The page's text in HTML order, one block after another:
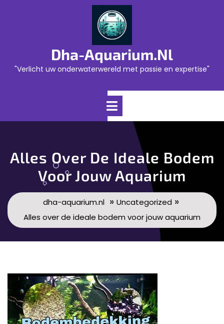
Dha-Aquarium.nl
"Verlicht uw onderwaterwereld met passie en expertise"
Open
Alles Over De Ideale Bodem
Voor Jouw Aquarium
dha-aquarium.nl» Uncategorized »
Alles over de ideale bodem voor jouw aquarium